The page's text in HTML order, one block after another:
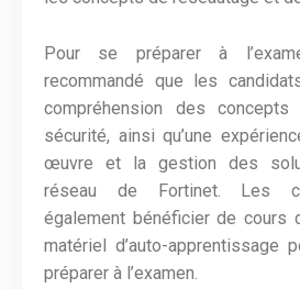
Pour se préparer à
recommandé que les
compréhension des
sécurité, ainsi qu’une
œuvre et la gestion des
réseau de Fortinet. Les
également bénéficier de cours
matériel d’auto-apprentissage
préparer à l’examen.